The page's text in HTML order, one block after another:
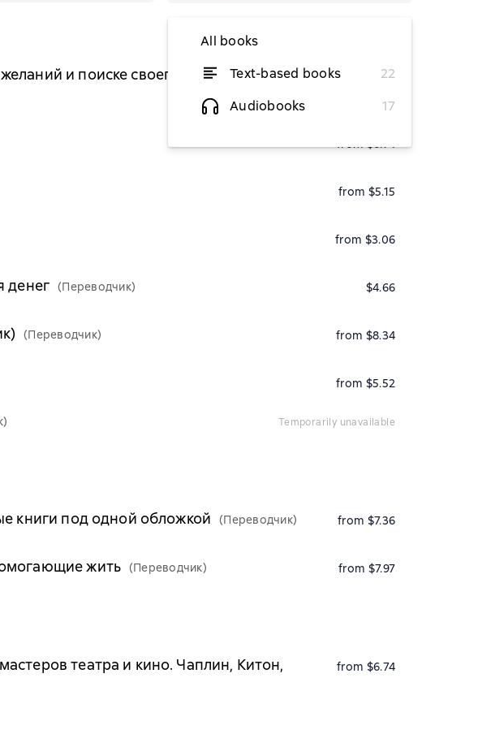
All books
Text-based books
22
Audiobooks
17
и поиске своего предназначения from $4.90
from $6.74
from $5.15
from $3.06
денег (Переводчик)
$4.66
(Переводчик)
from $8.34
from $5.52
temporarily unavailable
книги под одной обложкой
(Переводчик)
from $7.36
жить (Переводчик)
from $7.97
театра и кино. Чаплин, Китон,
from $6.74